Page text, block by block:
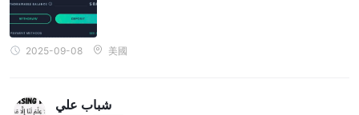
2025-09-08 美國
شباب علي